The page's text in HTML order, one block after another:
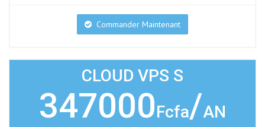
Commander Maintenant
CLOUD VPS S
347000Fcfa/AN